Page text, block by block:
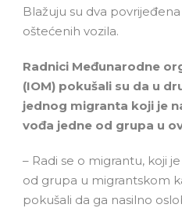
Blažuju su dva
oštećenih vozila.
Radnici Međunarodne
(IOM) pokušali su da u
jednog migranta koji je
vođa jedne od grupa u
– Radi se o migrantu, koji
od grupa u migrantskom
pokušali da ga nasilno